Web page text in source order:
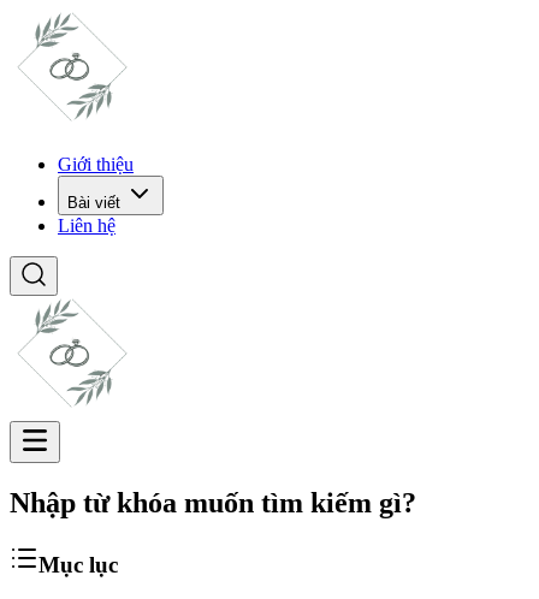
Giới thiệu
Bài viết
Liên hệ
Nhập từ khóa muốn tìm kiếm gì?
Mục lục